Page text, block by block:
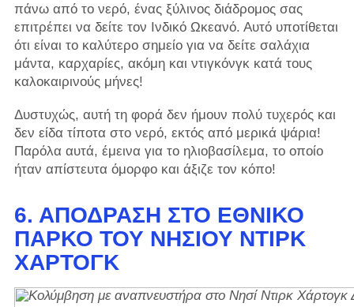
πάνω από το νερό, ένας ξύλινος διάδρομος σας
επιτρέπει να δείτε τον Ινδικό Ωκεανό. Αυτό υποτίθεται
ότι είναι το καλύτερο σημείο για να δείτε σαλάχια
μάντα, καρχαρίες, ακόμη και ντιγκόνγκ κατά τους
καλοκαιρινούς μήνες!
Δυστυχώς, αυτή τη φορά δεν ήμουν πολύ τυχερός και
δεν είδα τίποτα στο νερό, εκτός από μερικά ψάρια!
Παρόλα αυτά, έμεινα για το ηλιοβασίλεμα, το οποίο
ήταν απίστευτα όμορφο και άξιζε τον κόπο!
6. ΑΠΌΔΡΑΣΗ ΣΤΟ ΕΘΝΙΚΌ
ΠΆΡΚΟ ΤΟΥ ΝΗΣΙΟΎ ΝΤΙΡΚ
ΧΆΡΤΟΓΚ